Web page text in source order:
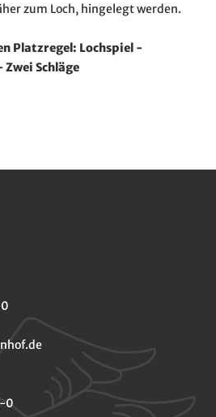
zum Loch, hingelegt werden.
Platzregel: Lochspiel -
Schläge
0